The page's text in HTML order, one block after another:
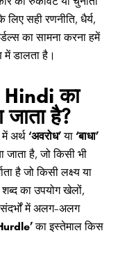
सही रणनीति, धैर्य,
का सामना करना हमें
में डालता है।
का
है?
में अर्थ ‘अवरोध’या ‘बाधा’
जाता है, जो किसी भी
है जो किसी लक्ष्य या
का उपयोग खेलों,
में अलग-अलग
का इस्तेमाल किस